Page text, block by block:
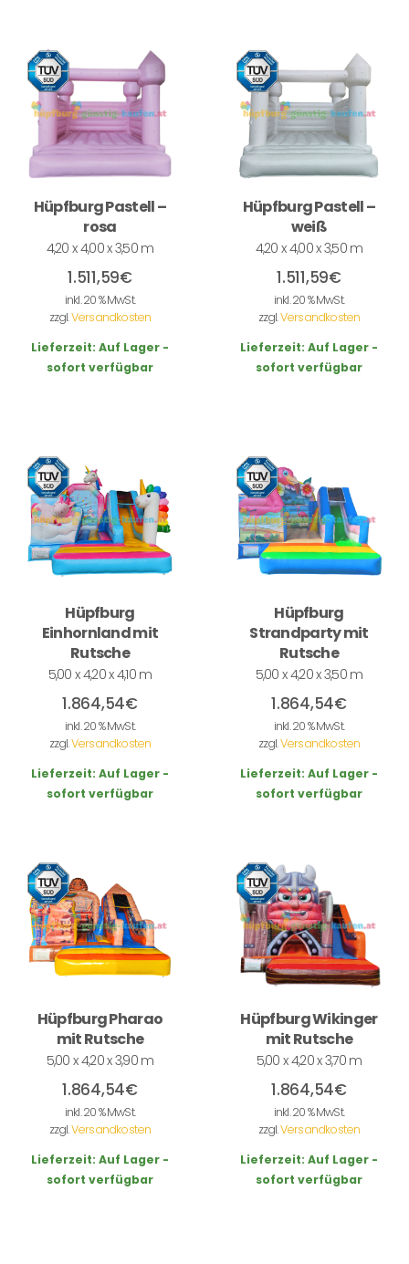
Hüpfburg Pastell –
rosa
4,20 x 4,00 x 3,50 m
1.511,59€
inkl. 20 % MwSt.
zzgl.Versandkosten
Lieferzeit: Auf Lager -
sofort verfügbar
Hüpfburg Pastell –
weiß
4,20 x 4,00 x 3,50 m
1.511,59€
inkl. 20 % MwSt.
zzgl.Versandkosten
Lieferzeit: Auf Lager -
sofort verfügbar
Hüpfburg
Einhornland mit
Rutsche
5,00 x 4,20 x 4,10 m
1.864,54€
inkl. 20 % MwSt.
zzgl.Versandkosten
Lieferzeit: Auf Lager -
sofort verfügbar
Hüpfburg
Strandparty mit
Rutsche
5,00 x 4,20 x 3,50 m
1.864,54€
inkl. 20 % MwSt.
zzgl.Versandkosten
Lieferzeit: Auf Lager -
sofort verfügbar
Hüpfburg Pharao
mit Rutsche
5,00 x 4,20 x 3,90 m
1.864,54€
inkl. 20 % MwSt.
zzgl.Versandkosten
Lieferzeit: Auf Lager -
sofort verfügbar
Hüpfburg Wikinger
mit Rutsche
5,00 x 4,20 x 3,70 m
1.864,54€
inkl. 20 % MwSt.
zzgl.Versandkosten
Lieferzeit: Auf Lager -
sofort verfügbar